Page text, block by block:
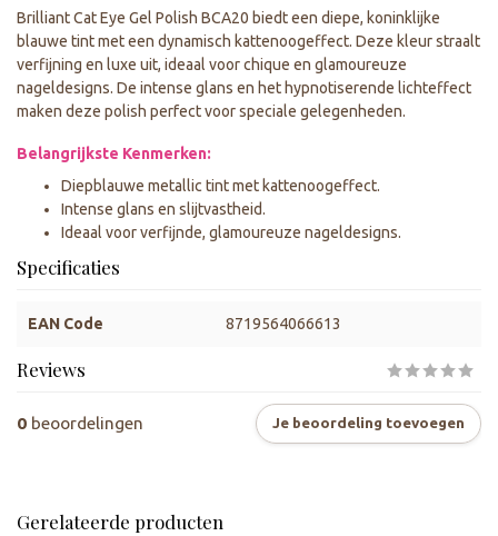
Brilliant Cat Eye Gel Polish BCA20 biedt een diepe, koninklijke
blauwe tint met een dynamisch kattenoogeffect. Deze kleur straalt
verfijning en luxe uit, ideaal voor chique en glamoureuze
nageldesigns. De intense glans en het hypnotiserende lichteffect
maken deze polish perfect voor speciale gelegenheden.
Belangrijkste Kenmerken:
Diepblauwe metallic tint met kattenoogeffect.
Intense glans en slijtvastheid.
Ideaal voor verfijnde, glamoureuze nageldesigns.
Specificaties
EAN Code 8719564066613
Reviews
0 beoordelingen Je beoordeling toevoegen
Gerelateerde producten